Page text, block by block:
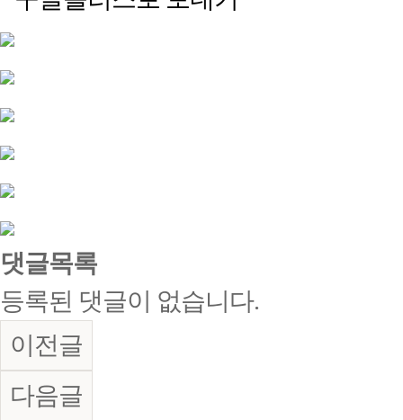
댓글목록
등록된 댓글이 없습니다.
이전글
다음글